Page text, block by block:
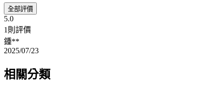
全部評價
5.0
1則評價
鍾**
2025/07/23
相關分類